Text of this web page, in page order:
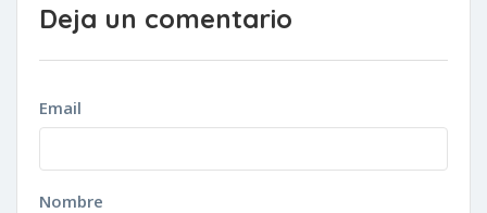
Deja un comentario
Email
Nombre